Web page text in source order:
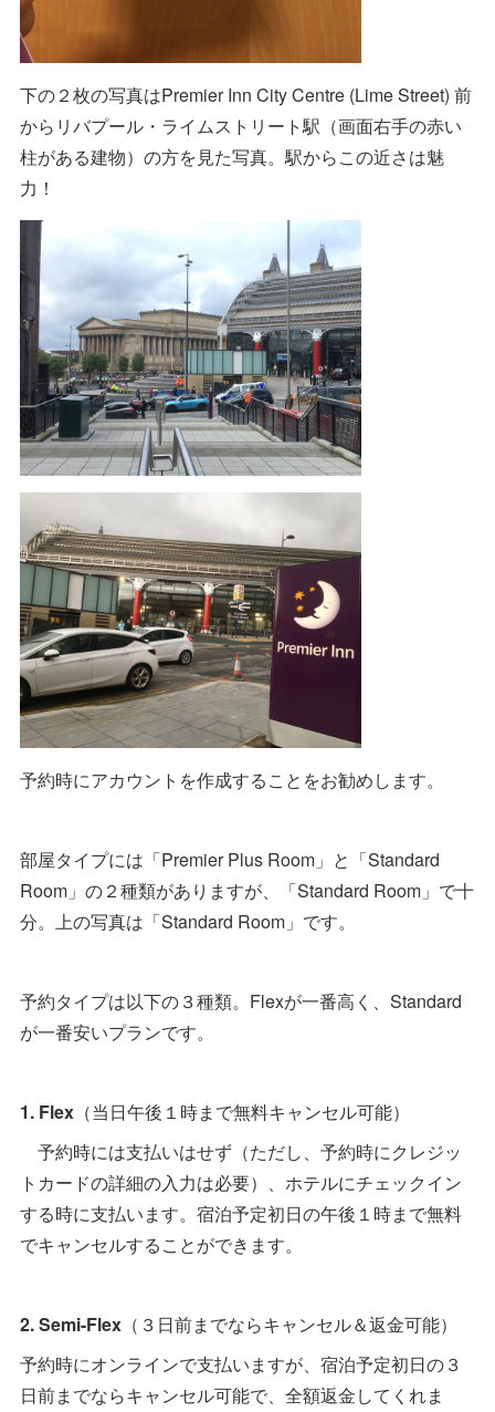
下の２枚の写真はPremier Inn City Centre (Lime Street) 前
からリバプール・ライムストリート駅（画面右手の赤い
柱がある建物）の方を見た写真。駅からこの近さは魅
力！
予約時にアカウントを作成することをお勧めします。
部屋タイプには「Premier Plus Room」と「Standard
Room」の２種類がありますが、「Standard Room」で十
分。上の写真は「Standard Room」です。
予約タイプは以下の３種類。Flexが一番高く、Standard
が一番安いプランです。
1. Flex （当日午後１時まで無料キャンセル可能）
予約時には支払いはせず（ただし、予約時にクレジッ
トカードの詳細の入力は必要）、ホテルにチェックイン
する時に支払います。宿泊予定初日の午後１時まで無料
でキャンセルすることができます。
2. Semi-Flex （３日前までならキャンセル＆返金可能）
予約時にオンラインで支払いますが、宿泊予定初日の３
日前までならキャンセル可能で、全額返金してくれま